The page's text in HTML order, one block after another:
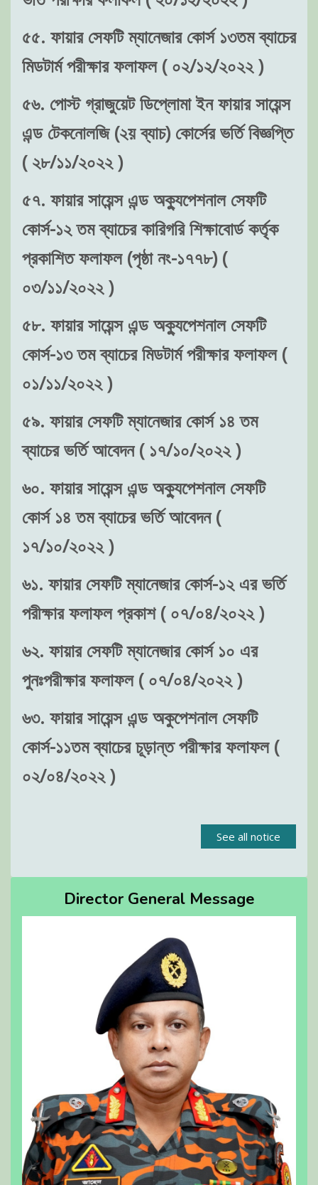
৫৫. ফায়ার সেফটি ম্যানেজার কোর্স ১৩তম ব্যাচের
মিডটার্ম পরীক্ষার ফলাফল ( ০২/১২/২০২২ )
৫৬. পোস্ট গ্রাজুয়েট ডিপ্লোমা ইন ফায়ার সায়েন্স
এন্ড টেকনোলজি (২য় ব্যাচ) কোর্সের ভর্তি বিজ্ঞপ্তি
( ২৮/১১/২০২২ )
৫৭. ফায়ার সায়েন্স এন্ড অক্যুপেশনাল সেফটি
কোর্স-১২ তম ব্যাচের কারিগরি শিক্ষাবোর্ড কর্তৃক
প্রকাশিত ফলাফল (পৃষ্ঠা নং-১৭৭৮) (
০৩/১১/২০২২ )
৫৮. ফায়ার সায়েন্স এন্ড অক্যুপেশনাল সেফটি
কোর্স-১৩ তম ব্যাচের মিডটার্ম পরীক্ষার ফলাফল (
০১/১১/২০২২ )
৫৯. ফায়ার সেফটি ম্যানেজার কোর্স ১৪ তম
ব্যাচের ভর্তি আবেদন ( ১৭/১০/২০২২ )
৬০. ফায়ার সায়েন্স এন্ড অক্যুপেশনাল সেফটি
কোর্স ১৪ তম ব্যাচের ভর্তি আবেদন (
১৭/১০/২০২২ )
৬১. ফায়ার সেফটি ম্যানেজার কোর্স-১২ এর ভর্তি
পরীক্ষার ফলাফল প্রকাশ ( ০৭/০৪/২০২২ )
৬২. ফায়ার সেফটি ম্যানেজার কোর্স ১০ এর
পুনঃপরীক্ষার ফলাফল ( ০৭/০৪/২০২২ )
৬৩. ফায়ার সায়েন্স এন্ড অকুপেশনাল সেফটি
কোর্স-১১তম ব্যাচের চূড়ান্ত পরীক্ষার ফলাফল (
০২/০৪/২০২২ )
See all notice
Director General Message